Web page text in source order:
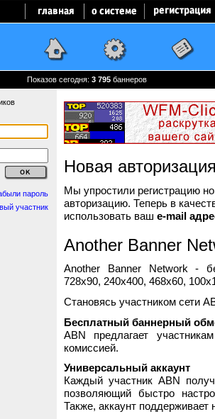
Показов сегодня: 3 796 баннеров
пароль
участник
Новая
Мы упростили регистрацию
авторизацию. Теперь в
использовать ваш e-mail
Another Banner
Another Banner Network -
728x90, 240x400, 468x60,
Становясь участником сети
Бесплатный баннерный
ABN предлагает
комиссией.
Универсальный аккаунт
Каждый участник ABN
позволяющий быстро
Также, аккаунт поддерживает